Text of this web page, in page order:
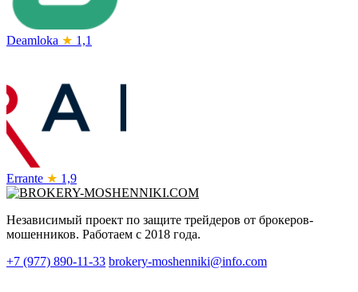
Deamloka ★ 1,1
Errante ★ 1,9
Независимый проект по защите трейдеров от брокеров-
мошенников. Работаем с 2018 года.
+7 (977) 890-11-33 brokery-moshenniki@info.com